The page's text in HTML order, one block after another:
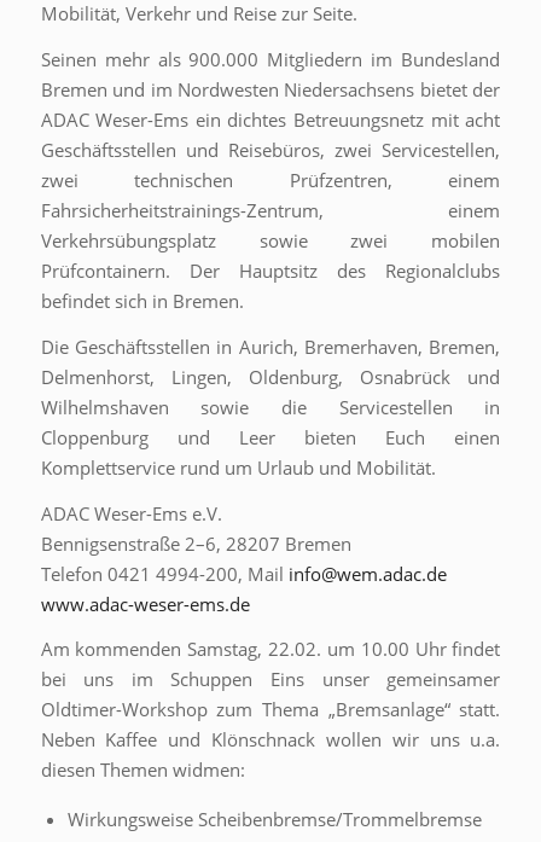
Mobilität, Verkehr und Reise zur Seite.
Seinen mehr als 900.000 Mitgliedern im Bundesland
Bremen und im Nordwesten Niedersachsens bietet der
ADAC Weser-Ems ein dichtes Betreuungsnetz mit acht
Geschäftsstellen und Reisebüros, zwei Servicestellen,
zwei technischen Prüfzentren, einem
Fahrsicherheitstrainings-Zentrum, einem
Verkehrsübungsplatz sowie zwei mobilen
Prüfcontainern. Der Hauptsitz des Regionalclubs
befindet sich in Bremen.
Die Geschäftsstellen in Aurich, Bremerhaven, Bremen,
Delmenhorst, Lingen, Oldenburg, Osnabrück und
Wilhelmshaven sowie die Servicestellen in
Cloppenburg und Leer bieten Euch einen
Komplettservice rund um Urlaub und Mobilität.
ADAC Weser-Ems e.V.
Bennigsenstraße 2–6, 28207 Bremen
Telefon 0421 4994-200, Mail info@wem.adac.de
www.adac-weser-ems.de
Am kommenden Samstag, 22.02. um 10.00 Uhr findet
bei uns im Schuppen Eins unser gemeinsamer
Oldtimer-Workshop zum Thema „Bremsanlage“ statt.
Neben Kaffee und Klönschnack wollen wir uns u.a.
diesen Themen widmen:
Wirkungsweise Scheibenbremse/Trommelbremse